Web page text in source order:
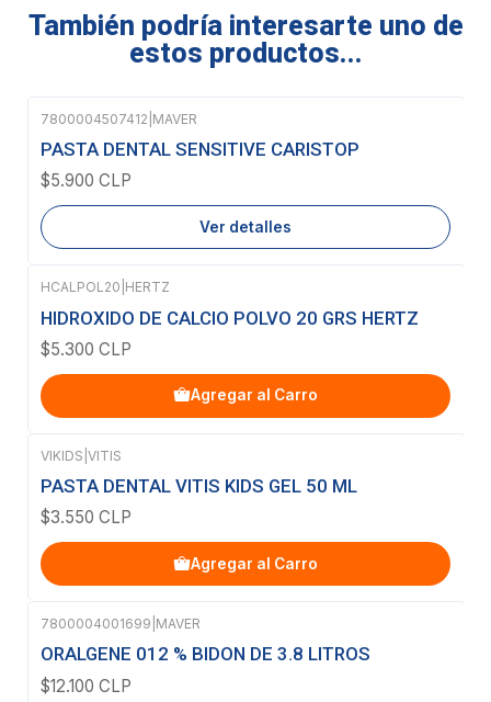
También podría interesarte uno de
estos productos...
Agotado
7800004507412 MAVER
PASTA DENTAL SENSITIVE CARISTOP
$5.900 CLP
Ver detalles
HCALPOL20 HERTZ
HIDROXIDO DE CALCIO POLVO 20 GRS HERTZ
$5.300 CLP
Agregar al Carro
VIKIDS VITIS
PASTA DENTAL VITIS KIDS GEL 50 ML
$3.550 CLP
Agregar al Carro
Agotado
7800004001699 MAVER
ORALGENE 012 % BIDON DE 3.8 LITROS
$12.100 CLP